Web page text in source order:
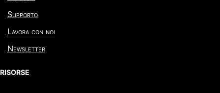
Supporto
Lavora con noi
Newsletter
RISORSE